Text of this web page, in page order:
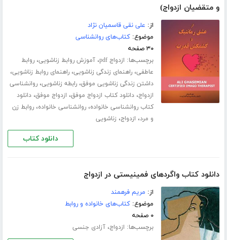
و متقضیان ازدواج)
از: علی نقی قاسمیان نژاد
موضوع:کتاب‌های روانشناسی
۳۰ صفحه
برچسب‌ها: ازدواج pdf ،آموزش روابط زناشویی،روابط
عاطفی،راهنمای زندگی زناشویی،راهنمای روابط زناشویی،
داشتن زندگی زناشویی موفق،رابطه زناشویی،روانشناسی
ازدواج،دانلود کتاب ازدواج موفق، ازدواج موفق،دانلود
کتاب روانشناسی خانواده،روانشناسی خانواده،روابط زن
و مرد، ازدواج، زناشویی
دانلود کتاب
دانلود کتاب واگردهای فمینیستی در ازدواج
از: مریم فرهمند
موضوع:کتاب‌های خانواده و روابط
۰ صفحه
برچسب‌ها: ازدواج،آزادی جنسی